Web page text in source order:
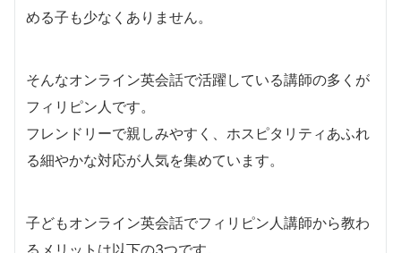
める子も少なくありません。
そんなオンライン英会話で活躍している講師の多くが
フィリピン人です。
フレンドリーで親しみやすく、ホスピタリティあふれ
る細やかな対応が人気を集めています。
子どもオンライン英会話でフィリピン人講師から教わ